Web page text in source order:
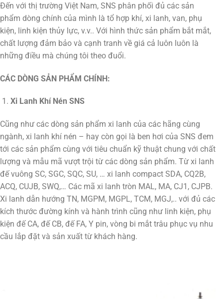
Đến với thị trường Việt Nam, SNS phân phối đủ các sản
phẩm dòng chính của mình là tổ hợp khí, xi lanh, van, phụ
kiện, linh kiện thủy lực, v.v.. Với hình thức sản phẩm bắt mắt,
chất lượng đảm bảo và cạnh tranh về giá cả luôn luôn là
những điều mà chúng tôi theo đuổi.
CÁC DÒNG SẢN PHẨM CHÍNH:
Xi Lanh Khí Nén SNS
Cũng như các dòng sản phẩm xi lanh của các hãng cùng
ngành, xi lanh khí nén – hay còn gọi là ben hơi của SNS đem
tới các sản phẩm cùng với tiêu chuẩn kỹ thuật chung với chất
lượng và mẫu mã vượt trội từ các dòng sản phẩm. Từ xi lanh
đế vuông SC, SGC, SQC, SU, … xi lanh compact SDA, CQ2B,
ACQ, CUJB, SWQ,… Các mã xi lanh tròn MAL, MA, CJ1, CJPB.
Xi lanh dẫn hướng TN, MGPM, MGPL, TCM, MGJ,.. với đủ các
kích thước đường kính và hành trình cũng như linh kiện, phụ
kiện đế CA, đế CB, đế FA, Y pin, vòng bi mắt trâu phục vụ nhu
cầu lắp đặt và sản xuất từ khách hàng.